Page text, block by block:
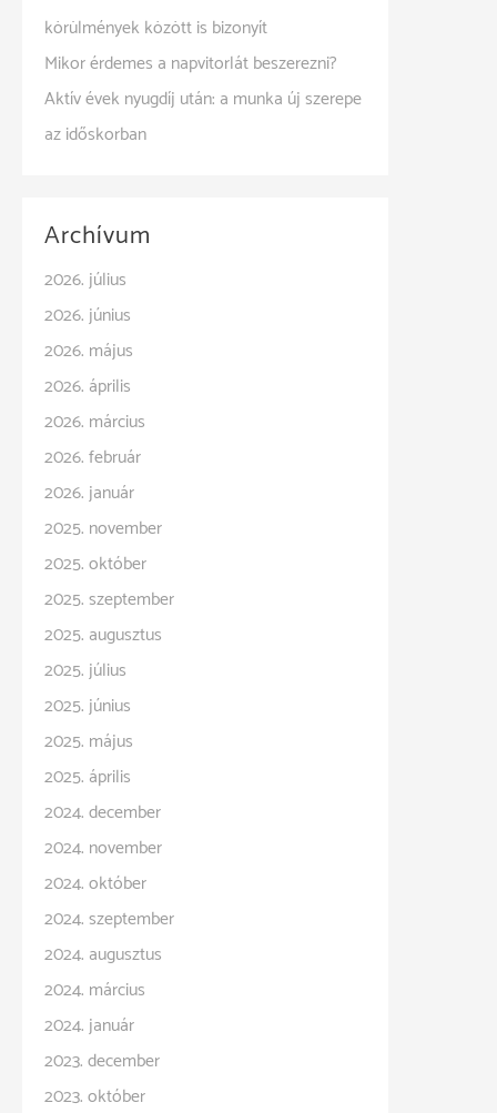
körülmények között is bizonyít
Mikor érdemes a napvitorlát beszerezni?
Aktív évek nyugdíj után: a munka új szerepe
az időskorban
Archívum
2026. július
2026. június
2026. május
2026. április
2026. március
2026. február
2026. január
2025. november
2025. október
2025. szeptember
2025. augusztus
2025. július
2025. június
2025. május
2025. április
2024. december
2024. november
2024. október
2024. szeptember
2024. augusztus
2024. március
2024. január
2023. december
2023. október